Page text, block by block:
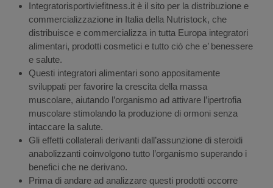
Integratorisportiviefitness.it è il sito per la distribuzione e
commercializzazione in Italia della Nutristock, che
distribuisce e commercializza in tutta Europa integratori
alimentari, prodotti cosmetici e tutto ciò che e’ benessere
e salute.
Questi integratori alimentari sono appositamente
sviluppati per favorire la crescita della massa
muscolare, aiutando l’organismo ad attivare l’ipertrofia
muscolare stimolando la produzione di ormoni senza
intaccare la salute.
Gli effetti collaterali derivanti dall’assunzione di steroidi
anabolizzanti coinvolgono tutto l’organismo superando i
benefici che ne derivano.
Prima di andare ad analizzare questi prodotti occorre